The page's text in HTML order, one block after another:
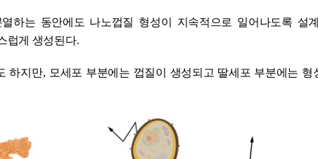
하는 동안에도 나노껍질 형성이 지속적으로 일어나도록 설
럽게 생성된다.
하지만, 모세포 부분에는 껍질이 생성되고 딸세포 부분에는 형